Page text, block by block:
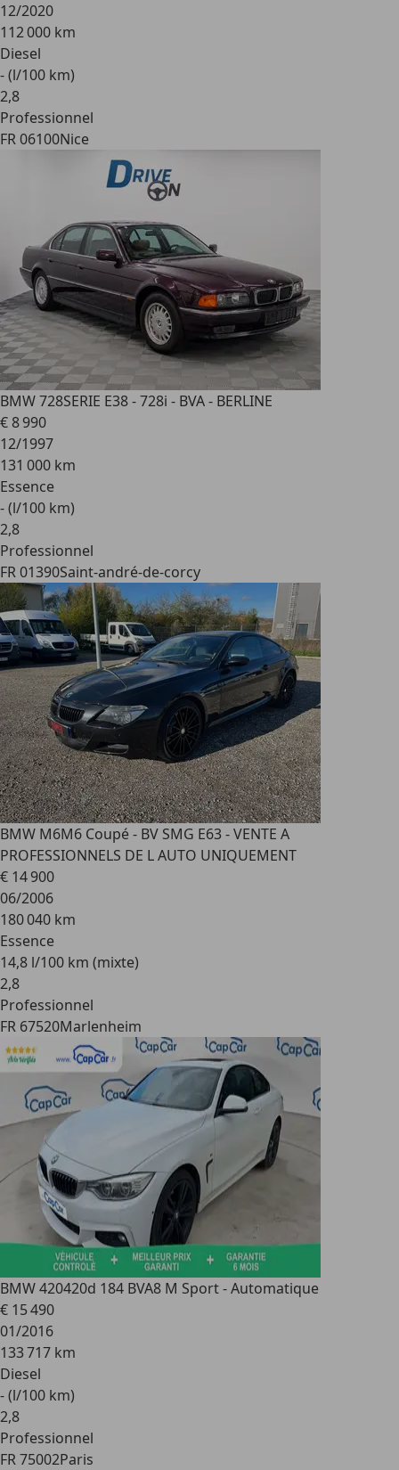
12/2020
112 000 km
Diesel
- (l/100 km)
2,8
Professionnel
FR 06100Nice
BMW 728SERIE E38 - 728i - BVA - BERLINE
€ 8 990
12/1997
131 000 km
Essence
- (l/100 km)
2,8
Professionnel
FR 01390Saint-andré-de-corcy
BMW M6M6 Coupé - BV SMG E63 - VENTE A
PROFESSIONNELS DE L AUTO UNIQUEMENT
€ 14 900
06/2006
180 040 km
Essence
14,8 l/100 km (mixte)
2,8
Professionnel
FR 67520Marlenheim
BMW 420420d 184 BVA8 M Sport - Automatique
€ 15 490
01/2016
133 717 km
Diesel
- (l/100 km)
2,8
Professionnel
FR 75002Paris